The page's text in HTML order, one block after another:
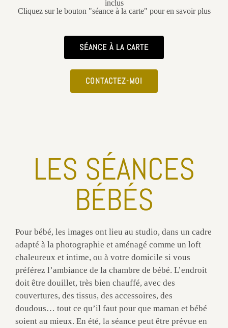
inclus
Cliquez sur le bouton "séance à la carte" pour en savoir plus
SÉANCE À LA CARTE
CONTACTEZ-MOI
LES SÉANCES
BÉBÉS
Pour bébé, les images ont lieu au studio, dans un cadre
adapté à la photographie et aménagé comme un loft
chaleureux et intime, ou à votre domicile si vous
préférez l’ambiance de la chambre de bébé. L’endroit
doit être douillet, très bien chauffé, avec des
couvertures, des tissus, des accessoires, des
doudous… tout ce qu’il faut pour que maman et bébé
soient au mieux. En été, la séance peut être prévue en